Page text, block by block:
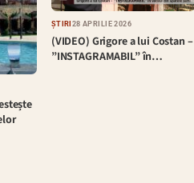
ȘTIRI 28 APRILIE 2026
(VIDEO) Grigore a lui Costan –
”INSTAGRAMABIL” în…